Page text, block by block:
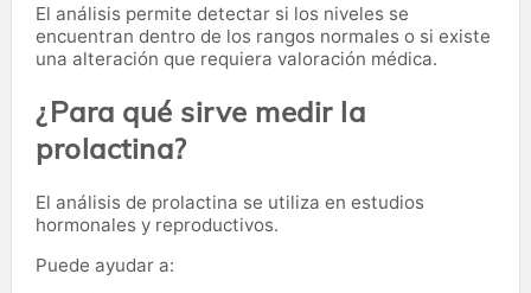
El análisis permite detectar si los niveles se
encuentran dentro de los rangos normales o si existe
una alteración que requiera valoración médica.
¿Para qué sirve medir la
prolactina?
El análisis de prolactina se utiliza en estudios
hormonales y reproductivos.
Puede ayudar a: